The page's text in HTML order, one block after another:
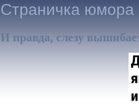
Страничка юмора
И правда, слезу